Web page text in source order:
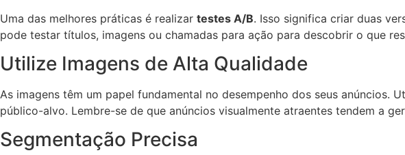
Uma das melhores práticas é realizar testes A/B. Isso significa criar duas
pode testar títulos, imagens ou chamadas para ação para descobrir o que
Utilize Imagens de Alta Qualidade
As imagens têm um papel fundamental no desempenho dos seus anúncios.
público-alvo. Lembre-se de que anúncios visualmente atraentes tendem a
Segmentação Precisa